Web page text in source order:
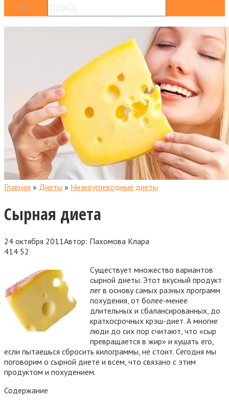
Главная » Диеты » Низкоуглеводные диеты
Сырная диета
24 октября 2011Автор: Пахомова Клара
414 52
Существует множество вариантов
сырной диеты. Этот вкусный продукт
лег в основу самых разных программ
похудения, от более-менее
длительных и сбалансированных, до
краткосрочных крэш-диет. А многие
люди до сих пор считают, что «сыр
превращается в жир» и кушать его,
если пытаешься сбросить килограммы, не стоит. Сегодня мы
поговорим о сырной диете и всем, что связано с этим
продуктом и похудением.
Содержание